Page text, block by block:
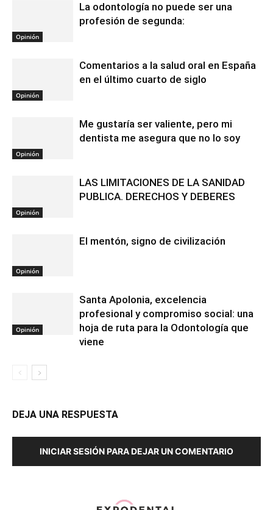
Opinión
La odontología no puede ser una
profesión de segunda:
Opinión
Comentarios a la salud oral en España
en el último cuarto de siglo
Opinión
Me gustaría ser valiente, pero mi
dentista me asegura que no lo soy
Opinión
LAS LIMITACIONES DE LA SANIDAD
PUBLICA. DERECHOS Y DEBERES
Opinión
El mentón, signo de civilización
Opinión
Santa Apolonia, excelencia
profesional y compromiso social: una
hoja de ruta para la Odontología que
viene
DEJA UNA RESPUESTA
INICIAR SESIÓN PARA DEJAR UN COMENTARIO